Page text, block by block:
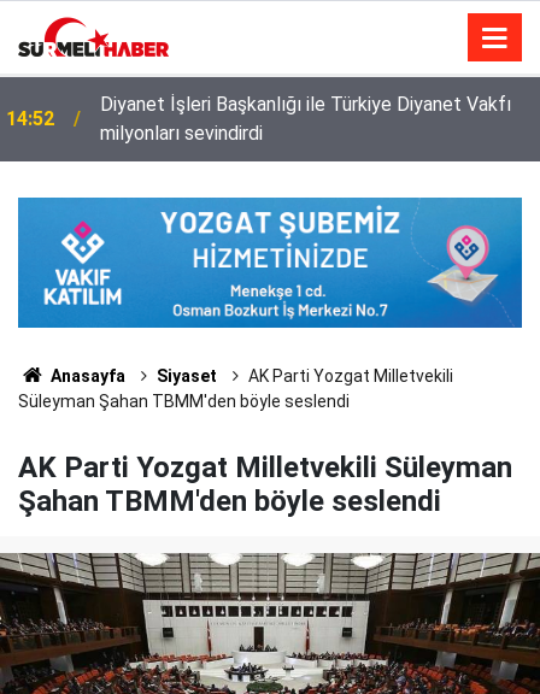
14:52
Diyanet İşleri Başkanlığı ile Türkiye Diyanet Vakfı
milyonları sevindirdi
Anasayfa Siyaset
AK Parti Yozgat Milletvekili
Süleyman Şahan TBMM'den böyle seslendi
AK Parti Yozgat Milletvekili Süleyman
Şahan TBMM'den böyle seslendi